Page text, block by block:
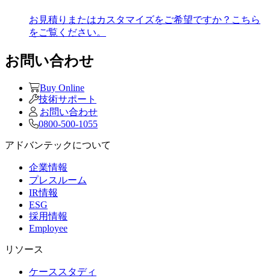
お見積りまたはカスタマイズをご希望ですか？こちら
をご覧ください。
お問い合わせ
Buy Online
技術サポート
お問い合わせ
0800-500-1055
アドバンテックについて
企業情報
プレスルーム
IR情報
ESG
採用情報
Employee
リソース
ケーススタディ